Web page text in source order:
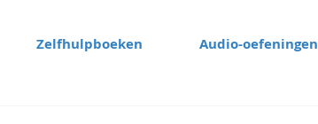
Zelfhulpboeken Audio-oefeningen